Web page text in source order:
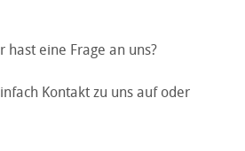
hast eine Frage an uns?
Kontakt zu uns auf oder